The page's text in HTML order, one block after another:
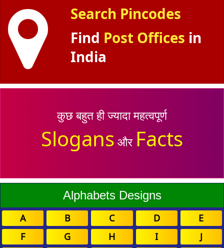
Search Pincodes
Find Post Offices in
India
कुछ बहुत ही ज्यादा महत्वपूर्ण
Slogans और Facts
Alphabets Designs
A B C D
E
F
G H I
J